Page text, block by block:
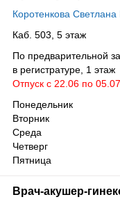
Коротенкова
Каб. 503, 5 этаж
По предварительной
в регистратуре, 1 этаж
Отпуск с 22.06 по
Понедельник
Вторник
Среда
Четверг
Пятница
Врач-акушер-